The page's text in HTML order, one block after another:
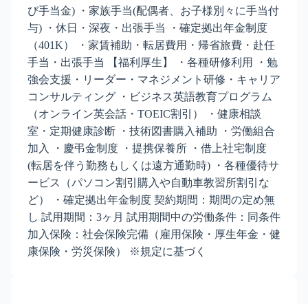
び手当金) ・家族手当(配偶者、お子様別々に手当付
与) ・休日・深夜・出張手当 ・確定拠出年金制度
（401K） ・家賃補助・転居費用・帰省旅費・赴任
手当・出張手当 【福利厚生】 ・各種研修利用 ・勉
強会支援・リーダー・マネジメント研修・キャリア
コンサルティング ・ビジネス英語教育プログラム
（オンライン英会話・TOEIC割引） ・健康相談
室・定期健康診断 ・技術図書購入補助 ・労働組合
加入 ・慶弔金制度 ・提携保養所 ・借上社宅制度
(転居を伴う勤務もしくは遠方通勤時) ・各種優待サ
ービス（パソコン割引購入や自動車教習所割引な
ど） ・確定拠出年金制度 契約期間：期間の定め無
し 試用期間：3ヶ月 試用期間中の労働条件：同条件
加入保険：社会保険完備（雇用保険・厚生年金・健
康保険・労災保険） ※規定に基づく